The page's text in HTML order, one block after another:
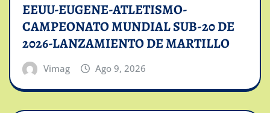
EEUU-EUGENE-ATLETISMO-
CAMPEONATO MUNDIAL SUB-20 DE
2026-LANZAMIENTO DE MARTILLO
Vimag Ago 9, 2026